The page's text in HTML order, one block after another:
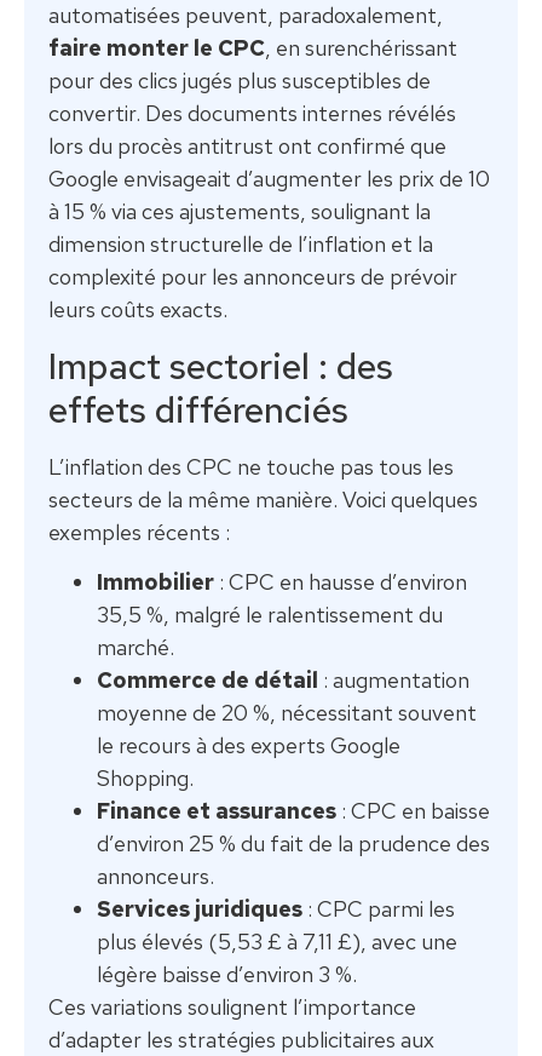
automatisées peuvent, paradoxalement,
faire monter le CPC, en surenchérissant
pour des clics jugés plus susceptibles de
convertir. Des documents internes révélés
lors du procès antitrust ont confirmé que
Google envisageait d’augmenter les prix de 10
à 15 % via ces ajustements, soulignant la
dimension structurelle de l’inflation et la
complexité pour les annonceurs de prévoir
leurs coûts exacts.
Impact sectoriel : des
effets différenciés
L’inflation des CPC ne touche pas tous les
secteurs de la même manière. Voici quelques
exemples récents :
Immobilier : CPC en hausse d’environ
35,5 %, malgré le ralentissement du
marché.
Commerce de détail : augmentation
moyenne de 20 %, nécessitant souvent
le recours à des experts Google
Shopping.
Finance et assurances : CPC en baisse
d’environ 25 % du fait de la prudence des
annonceurs.
Services juridiques : CPC parmi les
plus élevés (5,53 £ à 7,11 £), avec une
légère baisse d’environ 3 %.
Ces variations soulignent l’importance
d’adapter les stratégies publicitaires aux